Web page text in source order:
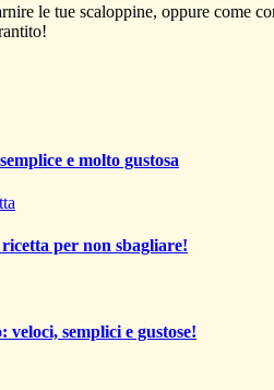
le tue scaloppine, oppure come
e molto gustosa
per non sbagliare!
semplici e gustose!